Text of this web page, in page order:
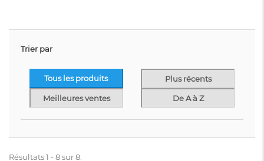
Trier par
Tous les produits Plus récents
Meilleures ventes De A à Z
Résultats 1 - 8 sur 8.